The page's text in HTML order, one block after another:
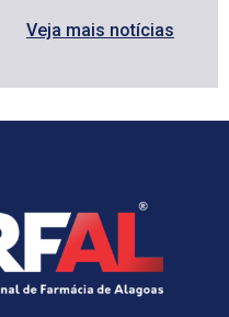
Veja mais notícias